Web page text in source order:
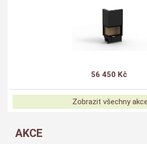
56 450 Kč
Zobrazit všechny
AKCE